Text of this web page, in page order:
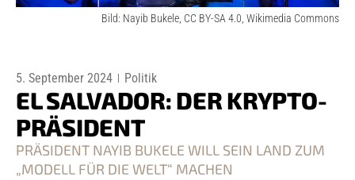
Bild: Nayib Bukele, CC BY-SA 4.0, Wikimedia Commons
5. September 2024 Politik
EL SALVADOR: DER KRYPTO-
PRÄSIDENT
PRÄSIDENT NAYIB BUKELE WILL SEIN LAND ZUM
„MODELL FÜR DIE WELT“ MACHEN